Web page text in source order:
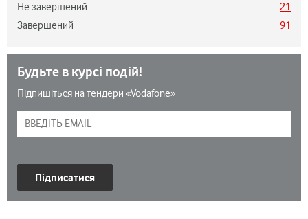
Не завершений
21
Завершений
91
Будьте в курсі подій!
Підпишіться на тендери «Vodafone»
Підписатися